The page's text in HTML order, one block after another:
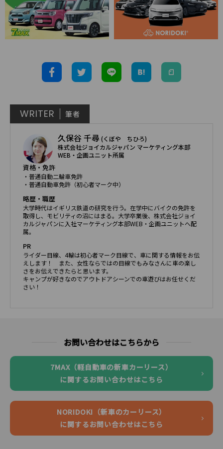
WRITER 筆者
久保谷 千尋(くぼや ちひろ)
株式会社ジョイカルジャパン マーケティング本部
WEB・企画ユニット所属
資格・免許
・普通自動二輪車免許
・普通自動車免許（初心者マーク中）
略歴・職歴
大学時代はイギリス鉄道の研究を行う。在学中にバイクの免許を
取得し、モビリティの沼にはまる。大学卒業後、株式会社ジョイ
カルジャパンに入社マーケティング本部WEB・企画ユニットへ配
属。
PR
ライダー目線、4輪は初心者マーク目線で、車に関する情報をお伝
えします！ また、女性ならではの目線でもみなさんに車の楽し
さをお伝えできたらと思います。
キャンプが好きなのでアウトドアシーンでの車遊びはお任せくだ
さい！
お問い合わせはこちらから
7MAX（軽自動車の新車カーリース）
に関するお問い合わせはこちら
NORIDOKI（新車のカーリース）
に関するお問い合わせはこちら